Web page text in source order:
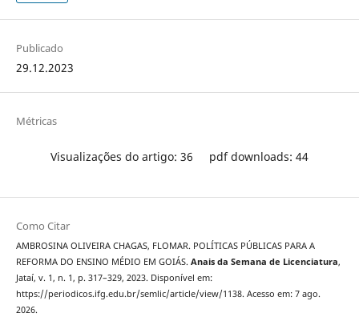
Publicado
29.12.2023
Métricas
Visualizações do artigo: 36 pdf downloads: 44
Como Citar
AMBROSINA OLIVEIRA CHAGAS, FLOMAR. POLÍTICAS PÚBLICAS PARA A
REFORMA DO ENSINO MÉDIO EM GOIÁS. Anais da Semana de Licenciatura,
Jataí, v. 1, n. 1, p. 317–329, 2023. Disponível em:
https://periodicos.ifg.edu.br/semlic/article/view/1138. Acesso em: 7 ago.
2026.